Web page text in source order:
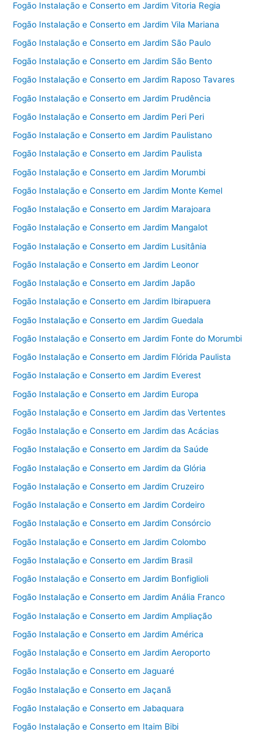
Fogão Instalação e Conserto em Jardim Vitoria Regia
Fogão Instalação e Conserto em Jardim Vila Mariana
Fogão Instalação e Conserto em Jardim São Paulo
Fogão Instalação e Conserto em Jardim São Bento
Fogão Instalação e Conserto em Jardim Raposo Tavares
Fogão Instalação e Conserto em Jardim Prudência
Fogão Instalação e Conserto em Jardim Peri Peri
Fogão Instalação e Conserto em Jardim Paulistano
Fogão Instalação e Conserto em Jardim Paulista
Fogão Instalação e Conserto em Jardim Morumbi
Fogão Instalação e Conserto em Jardim Monte Kemel
Fogão Instalação e Conserto em Jardim Marajoara
Fogão Instalação e Conserto em Jardim Mangalot
Fogão Instalação e Conserto em Jardim Lusitânia
Fogão Instalação e Conserto em Jardim Leonor
Fogão Instalação e Conserto em Jardim Japão
Fogão Instalação e Conserto em Jardim Ibirapuera
Fogão Instalação e Conserto em Jardim Guedala
Fogão Instalação e Conserto em Jardim Fonte do Morumbi
Fogão Instalação e Conserto em Jardim Flórida Paulista
Fogão Instalação e Conserto em Jardim Everest
Fogão Instalação e Conserto em Jardim Europa
Fogão Instalação e Conserto em Jardim das Vertentes
Fogão Instalação e Conserto em Jardim das Acácias
Fogão Instalação e Conserto em Jardim da Saúde
Fogão Instalação e Conserto em Jardim da Glória
Fogão Instalação e Conserto em Jardim Cruzeiro
Fogão Instalação e Conserto em Jardim Cordeiro
Fogão Instalação e Conserto em Jardim Consórcio
Fogão Instalação e Conserto em Jardim Colombo
Fogão Instalação e Conserto em Jardim Brasil
Fogão Instalação e Conserto em Jardim Bonfiglioli
Fogão Instalação e Conserto em Jardim Anália Franco
Fogão Instalação e Conserto em Jardim Ampliação
Fogão Instalação e Conserto em Jardim América
Fogão Instalação e Conserto em Jardim Aeroporto
Fogão Instalação e Conserto em Jaguaré
Fogão Instalação e Conserto em Jaçanã
Fogão Instalação e Conserto em Jabaquara
Fogão Instalação e Conserto em Itaim Bibi